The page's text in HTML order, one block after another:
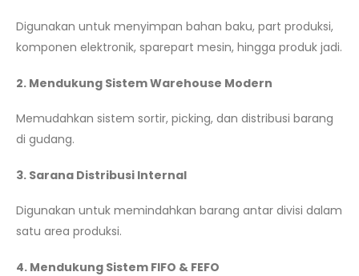
Digunakan untuk menyimpan bahan baku, part produksi,
komponen elektronik, sparepart mesin, hingga produk jadi.
2. Mendukung Sistem Warehouse Modern
Memudahkan sistem sortir, picking, dan distribusi barang
di gudang.
3. Sarana Distribusi Internal
Digunakan untuk memindahkan barang antar divisi dalam
satu area produksi.
4. Mendukung Sistem FIFO & FEFO